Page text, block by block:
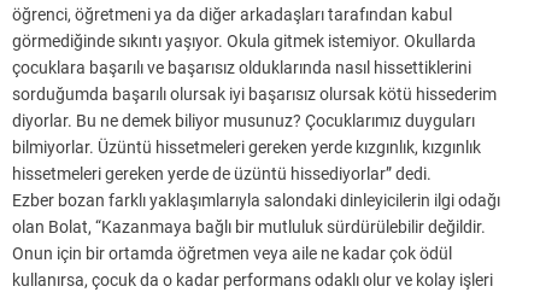
öğrenci, öğretmeni ya da diğer arkadaşları tarafından kabul
görmediğinde sıkıntı yaşıyor. Okula gitmek istemiyor. Okullarda
çocuklara başarılı ve başarısız olduklarında nasıl hissettiklerini
sorduğumda başarılı olursak iyi başarısız olursak kötü hissederim
diyorlar. Bu ne demek biliyor musunuz? Çocuklarımız duyguları
bilmiyorlar. Üzüntü hissetmeleri gereken yerde kızgınlık, kızgınlık
hissetmeleri gereken yerde de üzüntü hissediyorlar” dedi.
Ezber bozan farklı yaklaşımlarıyla salondaki dinleyicilerin ilgi odağı
olan Bolat, “Kazanmaya bağlı bir mutluluk sürdürülebilir değildir.
Onun için bir ortamda öğretmen veya aile ne kadar çok ödül
kullanırsa, çocuk da o kadar performans odaklı olur ve kolay işleri